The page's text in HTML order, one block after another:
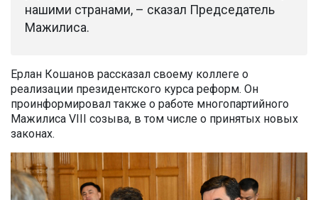
нашими странами, – сказал Председатель
Мажилиса.
Ерлан Кошанов рассказал своему коллеге о
реализации президентского курса реформ. Он
проинформировал также о работе многопартийного
Мажилиса VIII созыва, в том числе о принятых новых
законах.